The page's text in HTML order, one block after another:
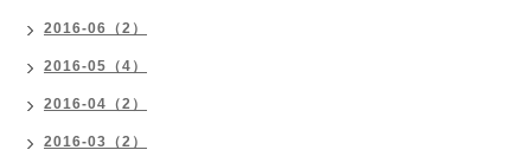
2016-06（2）
2016-05（4）
2016-04（2）
2016-03（2）